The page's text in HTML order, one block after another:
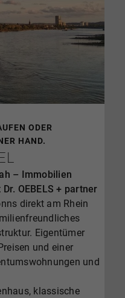
ODER
HAND.
– Immobilien
OEBELS + partner
direkt am Rhein
Eigentümer
und einer
und
klassische